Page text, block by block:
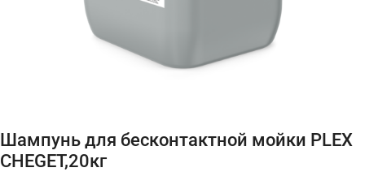
Шампунь для бесконтактной мойки PLEX
CHEGET,20кг